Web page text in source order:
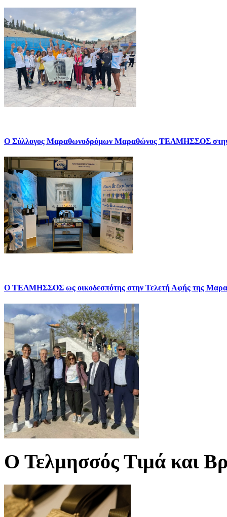
Ο Σύλλογος Μαραθωνοδρόμων Μαραθώνος ΤΕΛΜΗΣΣΟΣ
Ο ΤΕΛΜΗΣΣΟΣ ως οικοδεσπότης στην Τελετή Αφής της
Ο Τελμησσός Τιμά και